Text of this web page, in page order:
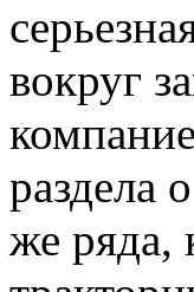
вокруг
раздела
же ряда,